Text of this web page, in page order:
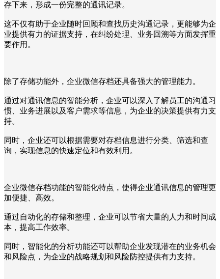
存下来，形成一份完整的通讯记录。
这不仅有助于企业随时回顾和查找历史沟通记录，更能够为企
业提供有力的证据支持，在纠纷处理、业务回溯等方面发挥重
要作用。
除了存储功能外，企业微信存档还具备强大的管理能力。
通过对通讯信息的智能分析，企业可以深入了解员工的沟通习
惯、业务进展以及客户需求等信息，为企业的决策提供有力支
持。
同时，企业还可以根据需要对存档信息进行分类、筛选和查
询，实现信息的快速定位和有效利用。
企业微信存档功能的智能化特点，使得企业通讯信息的管理更
加便捷、高效。
通过自动化的存储和整理，企业可以节省大量的人力和时间成
本，提高工作效率。
同时，智能化的分析功能还可以帮助企业发现潜在的业务机会
和风险点，为企业的战略规划和风险防控提供有力支持。